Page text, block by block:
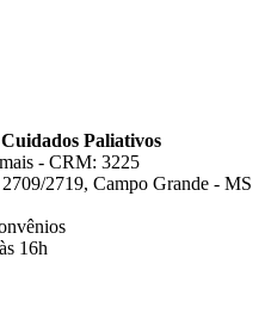
Paliativos
- CRM: 3225
2719, Campo Grande - MS
16h